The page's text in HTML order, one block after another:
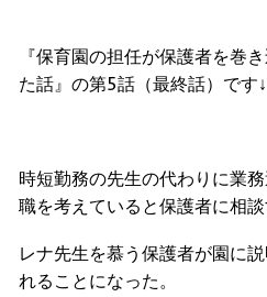
『保育園の担任が保護者を巻
た話』の第5話（最終話）です
時短勤務の先生の代わりに業
職を考えていると保護者に相談
レナ先生を慕う保護者が園に
れることになった。